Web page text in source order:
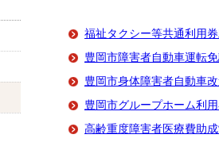
福祉タクシー等共通利用
豊岡市障害者自動車運転
豊岡市身体障害者自動車
豊岡市グループホーム利
高齢重度障害者医療費助